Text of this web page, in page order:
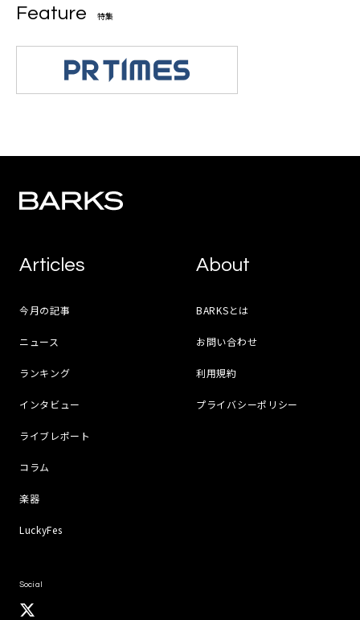
Feature 特集
Articles
今月の記事
ニュース
ランキング
インタビュー
ライブレポート
コラム
楽器
LuckyFes
About
BARKSとは
お問い合わせ
利用規約
プライバシーポリシー
Social